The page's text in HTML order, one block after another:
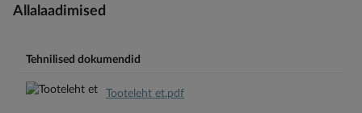
Allalaadimised
Tehnilised dokumendid
Tooteleht et.pdf